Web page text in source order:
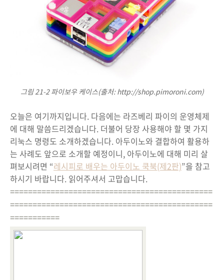
그림 21-2 파이보우 케이스(출처: http://shop.pimoroni.com)
오늘은 여기까지입니다. 다음에는 라즈베리 파이의 운영체제
에 대해 말씀드리겠습니다. 더불어 당장 사용해야 할 몇 가지
리눅스 명령도 소개하겠습니다. 아두이노와 결합하여 활용하
는 사례도 앞으로 소개할 예정이니, 아두이노에 대해 미리 살
펴보시려면 “레시피로 배우는 아두이노 쿡북(제2판)”을 참고
하시기 바랍니다. 읽어주셔서 고맙습니다.
=============================================
=============================================
===========